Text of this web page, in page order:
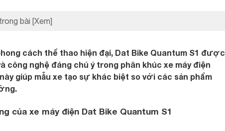
bài [Xem]
cách thể thao hiện đại, Dat Bike Quantum S1 được
công nghệ đáng chú ý trong phân khúc xe máy điện
giúp mẫu xe tạo sự khác biệt so với các sản phẩm
của xe máy điện Dat Bike Quantum S1